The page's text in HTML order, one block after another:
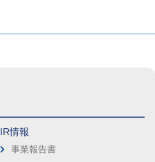
IR情報
事業報告書